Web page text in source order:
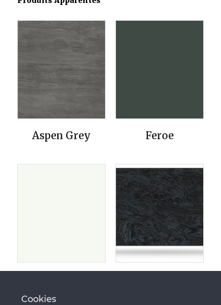
Aspen Grey Feroe
Cookies